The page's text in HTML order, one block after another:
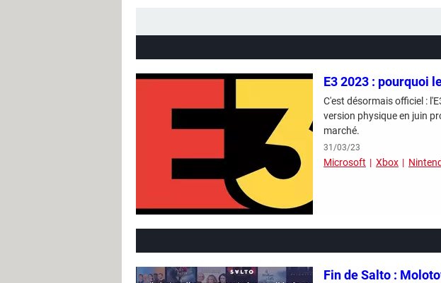
E3 2023 : pourquoi
C'est désormais officiel : l'E3 2023
version physique en juin
marché.
31/03/23
Microsoft Xbox
Fin de Salto :